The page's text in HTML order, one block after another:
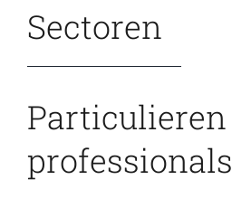
Sectoren
Particulieren
professionals